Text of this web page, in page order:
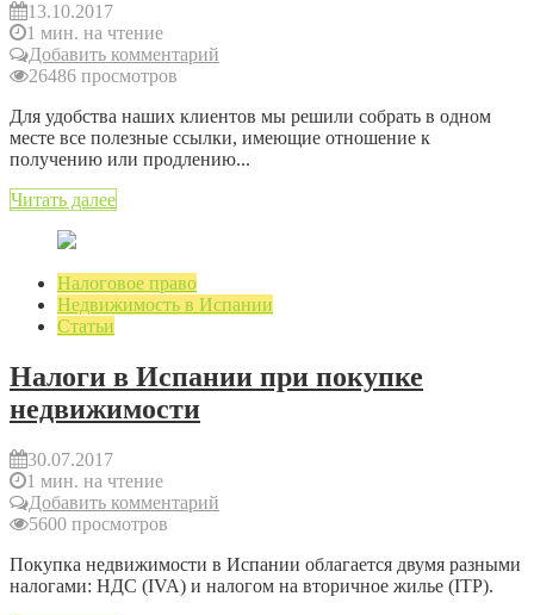
13.10.2017
1 мин. на чтение
Добавить комментарий
26486 просмотров
Для удобства наших клиентов мы решили собрать в одном
месте все полезные ссылки, имеющие отношение к
получению или продлению...
Читать далее
Налоговое право
Недвижимость в Испании
Статьи
Налоги в Испании при покупке
недвижимости
30.07.2017
1 мин. на чтение
Добавить комментарий
5600 просмотров
Покупка недвижимости в Испании облагается двумя разными
налогами: НДС (IVA) и налогом на вторичное жилье (ITP).